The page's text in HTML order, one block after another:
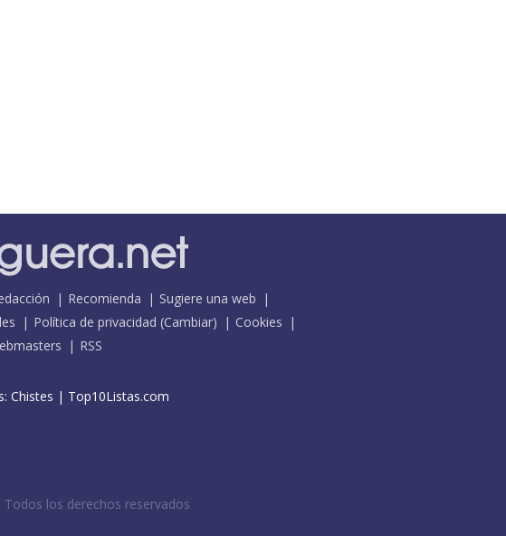
Recomienda
Sugiere una web
Política de privacidad (Cambiar)
Cookies
RSS
Chistes | Top10Listas.com
Todos los derechos reservados